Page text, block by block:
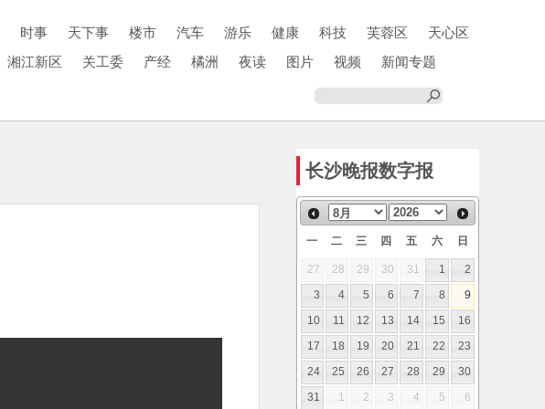
时事 天下事 楼市 汽车 游乐 健康 科技 芙蓉区
天心区
湘江新区 关工委 产经 橘洲 夜读 图片 视频
新闻专题
长沙晚报数字报
一 二 三 四 五 六 日
27 28 29 30 31 1
2
3
4 5 6 7 8
9
10
11 12 13 14 15
16
17
18 19 20 21 22
23
24
25 26 27 28 29
30
31
1 2 3 4 5 6